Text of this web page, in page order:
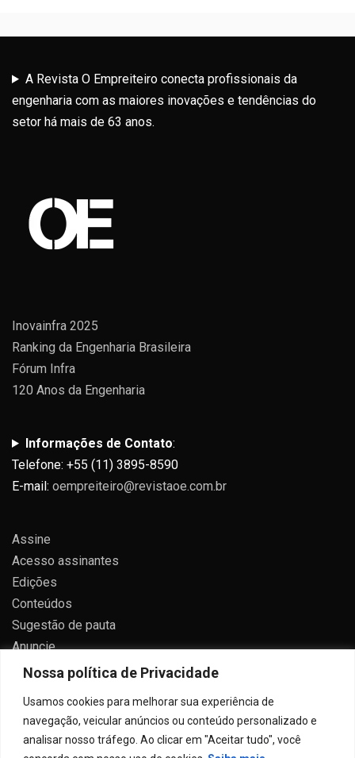
Nossa política de Privacidade
Usamos cookies para melhorar sua experiência de
navegação, veicular anúncios ou conteúdo personalizado e
analisar nosso tráfego. Ao clicar em "Aceitar tudo", você
A Revista O Empreiteiro conecta profissionais da
engenharia com as maiores inovações e tendências do
setor há mais de 63 anos.
Inovainfra 2025
Ranking da Engenharia Brasileira
Fórum Infra
120 Anos da Engenharia
Informações de Contato:
Telefone: +55 (11) 3895-8590
E-mail: oempreiteiro@revistaoe.com.br
Assine
Acesso assinantes
Edições
Conteúdos
Sugestão de pauta
Anuncie
Contato